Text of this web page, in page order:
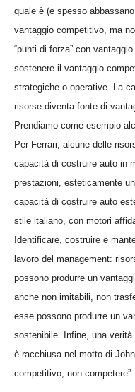
quale è (e spesso
vantaggio competitivo, ma
“punti di forza” con
sostenere il vantaggio
strategiche o operative. La
risorse diventa fonte di
Prendiamo come esempio
Per Ferrari, alcune delle
capacità di costruire auto in
prestazioni, esteticamente
capacità di costruire auto
stile italiano, con motori
Identificare, costruire e
lavoro del management:
possono produrre un
anche non imitabili, non
esse possono produrre un
sostenibile. Infine, una
è racchiusa nel motto di
competitivo, non competere” .